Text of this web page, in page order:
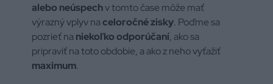
alebo neúspechv tomto čase môže mať
výrazný vplyv naceloročné zisky. Poďme sa
pozrieť na niekoľko odporúčaní, ako sa
pripraviť na toto obdobie, a ako z neho vyťažiť
maximum.